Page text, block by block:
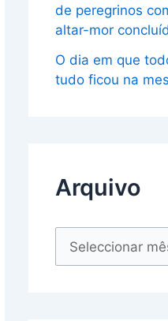
de peregrinos
altar-mor
O dia em que
tudo ficou na
Arquivo